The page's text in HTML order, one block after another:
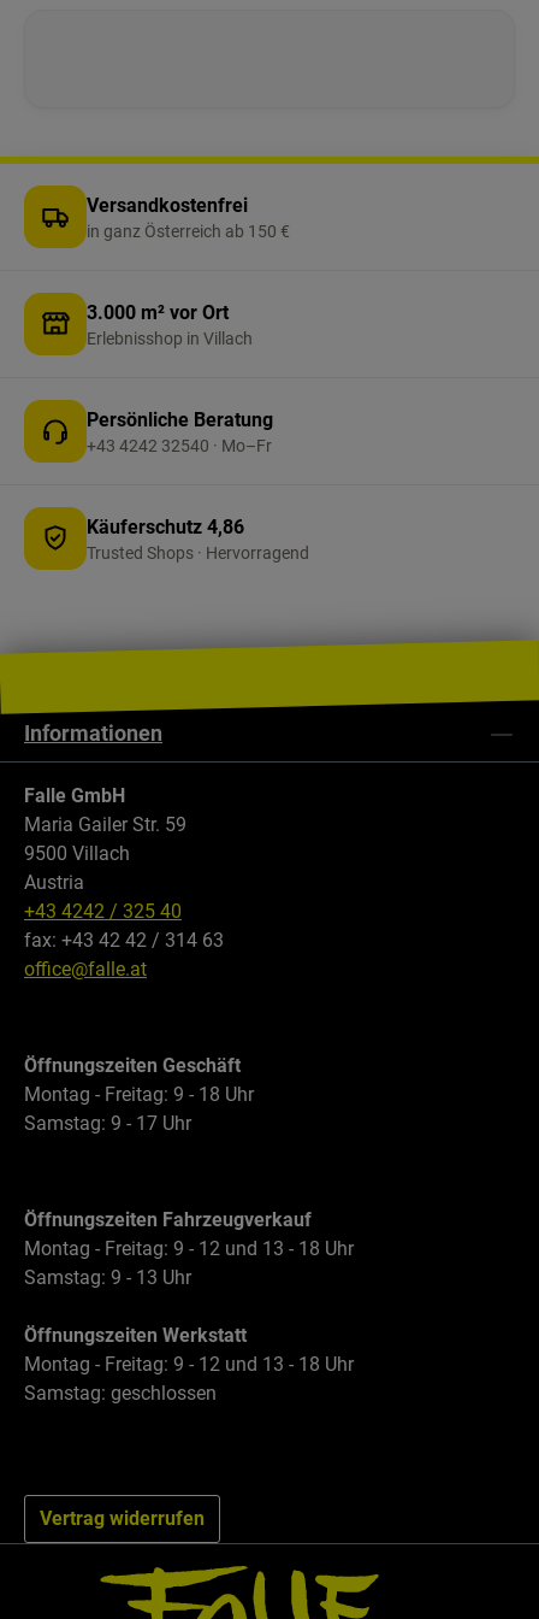
Versandkostenfrei
in ganz Österreich ab 150 €
3.000 m² vor Ort
Erlebnisshop in Villach
Persönliche Beratung
+43 4242 32540 · Mo–Fr
Käuferschutz 4,86
Trusted Shops · Hervorragend
Falle GmbH
Maria Gailer Str. 59
9500 Villach
Austria
+43 4242 / 325 40
fax: +43 42 42 / 314 63
office@falle.at
Öffnungszeiten Geschäft
Montag - Freitag: 9 - 18 Uhr
Samstag: 9 - 17 Uhr
Öffnungszeiten Fahrzeugverkauf
Montag - Freitag: 9 - 12 und 13 - 18 Uhr
Samstag: 9 - 13 Uhr
Öffnungszeiten Werkstatt
Montag - Freitag: 9 - 12 und 13 - 18 Uhr
Samstag: geschlossen
Vertrag widerrufen
Informationen